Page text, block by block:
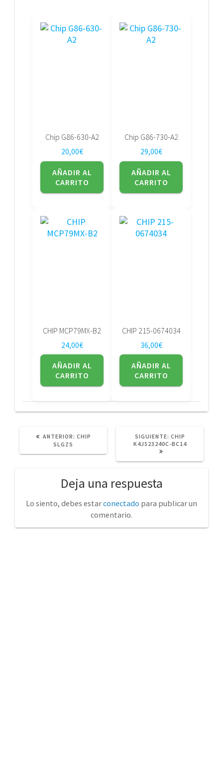
Chip G86-630-A2
20,00€
AÑADIR AL
CARRITO
Chip G86-730-A2
29,00€
AÑADIR AL
CARRITO
CHIP MCP79MX-B2
24,00€
AÑADIR AL
CARRITO
CHIP 215-0674034
36,00€
AÑADIR AL
CARRITO
ANTERIOR: POST
CHIP
SLGZS
SIGUIENTE: SIGUIENTE
POST:
CHIP
K4J523240C-BC14
Deja una respuesta
Lo siento, debes estarconectado para publicar un
comentario.